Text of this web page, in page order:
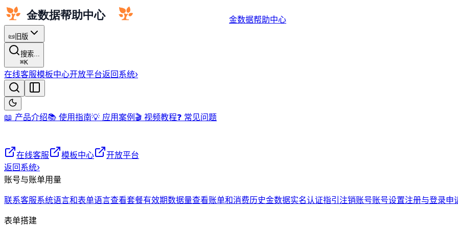
金数据帮助中心
📜 旧版
搜索...
⌘K
在线客服模板中心开放平台返回系统›
📖 产品介绍📚 使用指南💡 应用案例 🎬 视频教程❓ 常见问题
在线客服 模板中心
开放平台
返回系统›
账号与账单用量
联系客服系统语言和表单语言查看套餐有效期数据量查看账单和消费历史金数据实名认证指引 注销账号账号设置注册与登录申
表单搭建